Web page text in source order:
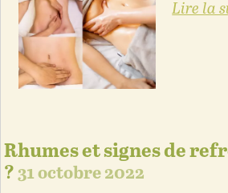
Lire la
Rhumes et signes de
?31 octobre 2022